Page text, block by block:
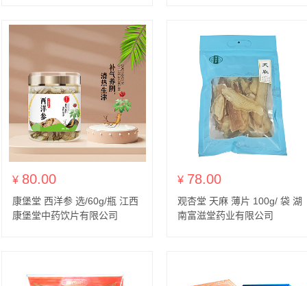
¥ 80.00
康堡堂 西洋参 选/60g/瓶 江西
康堡堂中药饮片有限公司
¥ 78.00
观杏堂 天麻 薄片 100g/ 袋 湖
南富滋堂药业有限公司